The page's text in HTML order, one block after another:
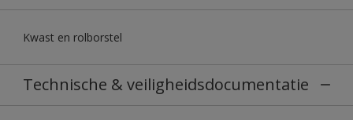
Kwast en rolborstel
Technische & veiligheidsdocumentatie